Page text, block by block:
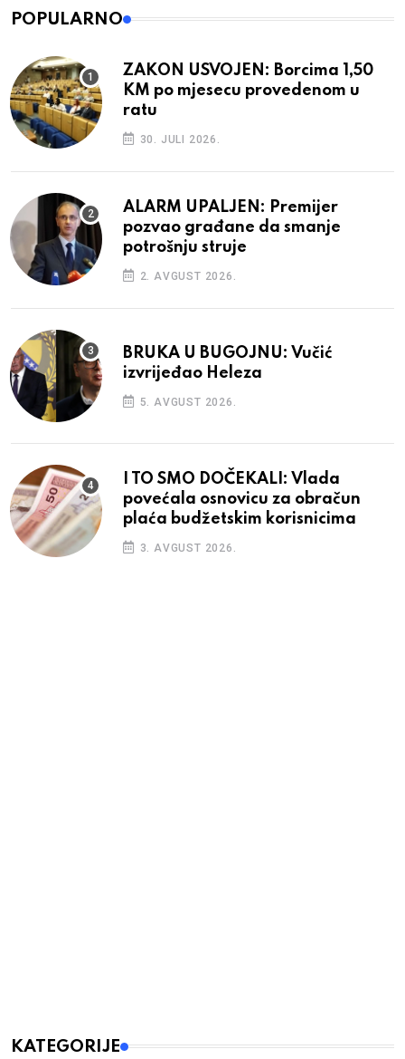
POPULARNO
ZAKON USVOJEN: Borcima 1,50
KM po mjesecu provedenom u
ratu
30. JULI 2026.
ALARM UPALJEN: Premijer
pozvao građane da smanje
potrošnju struje
2. AVGUST 2026.
BRUKA U BUGOJNU: Vučić
izvrijeđao Heleza
5. AVGUST 2026.
I TO SMO DOČEKALI: Vlada
povećala osnovicu za obračun
plaća budžetskim korisnicima
3. AVGUST 2026.
KATEGORIJE